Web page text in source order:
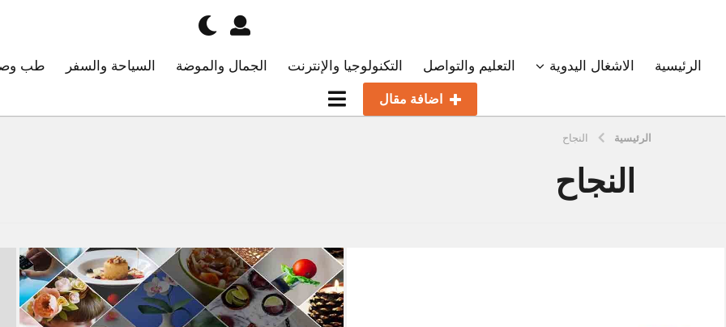
الرئيسية الاشغال اليدوية التعليم والتواصل التكنولوجيا والإنترنت الجمال والموضة السياحة والسفر طب
اضافة مقال
الرئيسية النجاح
النجاح